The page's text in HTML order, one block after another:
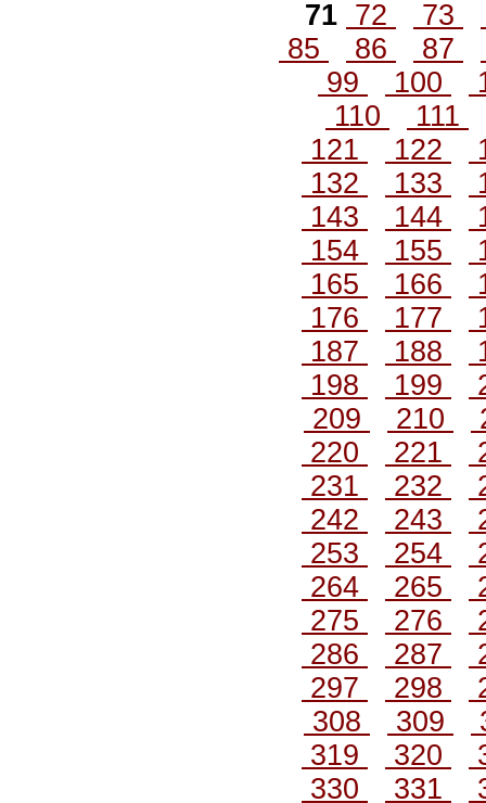
71 72 73
85
86 87
99
100
110
111
121
122
132
133
143
144
154
155
165
166
176
177
187
188
198
199
209
210
220
221
231
232
242
243
253
254
264
265
275
276
286
287
297
298
308
309
319
320
330
331